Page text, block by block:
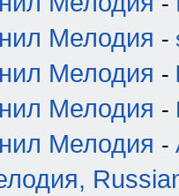
Мелодия -
Мелодия -
Мелодия -
Мелодия -